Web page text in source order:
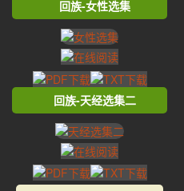
回族-女性选集
回族-天经选集二